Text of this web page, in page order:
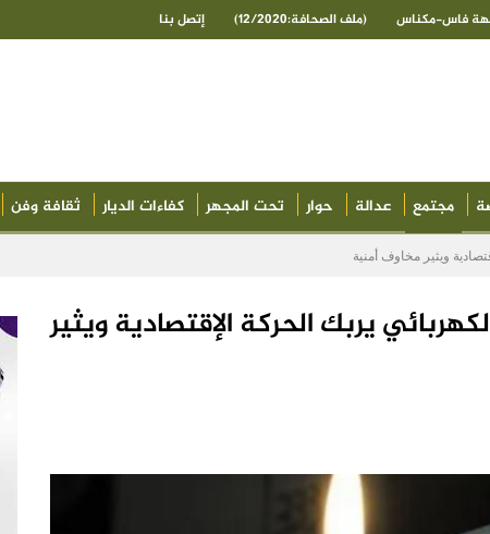
فاس-مكناس (ملف الصحافة:12/2020) إتصل بنا
مجتمع عدالة حوار تحت المجهر كفاءات الديار ثقافة وفن
ويثير مخاوف أمنية
يربك الحركة الإقتصادية ويثير